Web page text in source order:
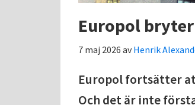
Europol
7 maj 2026 avHenrik
Europol fortsätter
Och det är inte